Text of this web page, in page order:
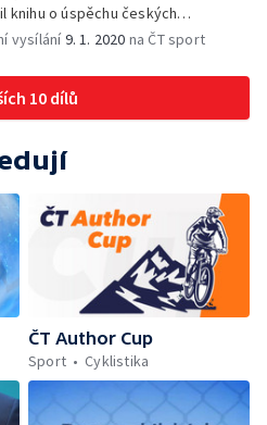
knihu o úspěchu českých
na MS 2019 — Upoutávka na
vysílání9. 1. 2020 na ČT sport
10 dílů
ČT Author Cup
Sport
Cyklistika